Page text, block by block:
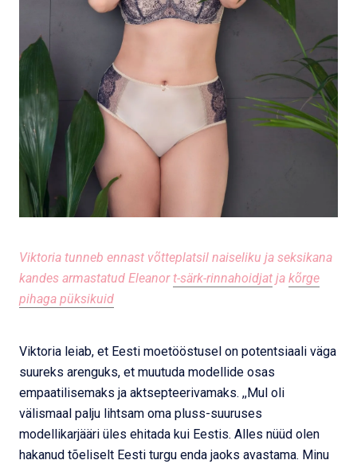
Viktoria tunneb ennast võtteplatsil naiseliku ja seksikana
kandes armastatud Eleanort-särk-rinnahoidjat ja kõrge
pihaga püksikuid
Viktoria leiab, et Eesti moetööstusel on potentsiaali väga
suureks arenguks, et muutuda modellide osas
empaatilisemaks ja aktsepteerivamaks. ,,Mul oli
välismaal palju lihtsam oma pluss-suuruses
modellikarjääri üles ehitada kui Eestis. Alles nüüd olen
hakanud tõeliselt Eesti turgu enda jaoks avastama. Minu